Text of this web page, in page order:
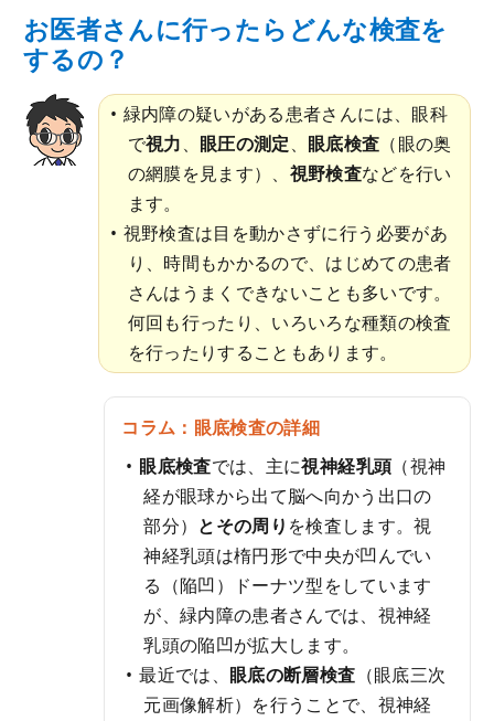
お医者さんに行ったらどんな検査を
するの？
緑内障の疑いがある患者さんには、眼科
で視力、 眼圧の測定、 眼底検査 （眼の奥
の網膜を見ます）、 視野検査などを行い
ます。
視野検査は目を動かさずに行う必要があ
り、時間もかかるので、はじめての患者
さんはうまくできないことも多いです。
何回も行ったり、いろいろな種類の検査
を行ったりすることもあります。
コラム：眼底検査の詳細
眼底検査では、主に視神経乳頭 （視神
経が眼球から出て脳へ向かう出口の
部分） とその周り を検査します。視
神経乳頭は楕円形で中央が凹んでい
る（陥凹）ドーナツ型をしています
が、緑内障の患者さんでは、視神経
乳頭の陥凹が拡大します。
最近では、 眼底の断層検査 （眼底三次
元画像解析）を行うことで、視神経